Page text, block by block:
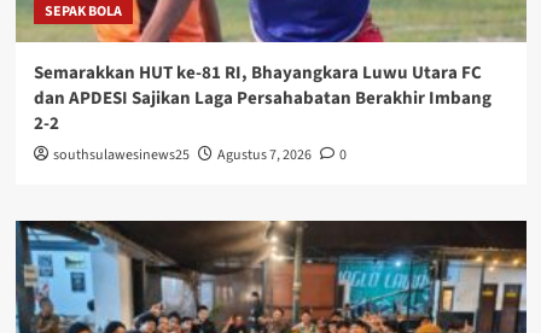
SEPAK BOLA
Semarakkan HUT ke-81 RI, Bhayangkara Luwu Utara FC
dan APDESI Sajikan Laga Persahabatan Berakhir Imbang
2-2
southsulawesinews25 Agustus 7, 2026 0